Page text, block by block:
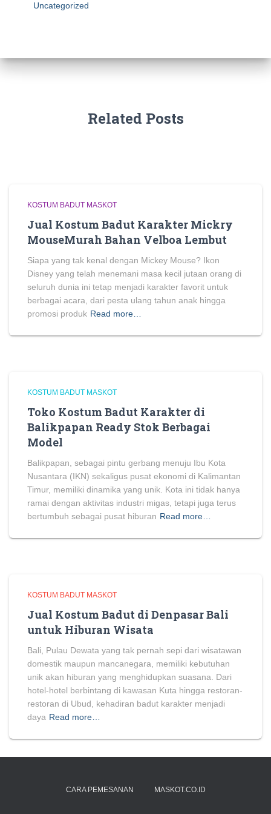
Uncategorized
Related Posts
KOSTUM BADUT MASKOT
Jual Kostum Badut Karakter Mickry
MouseMurah Bahan Velboa Lembut
Siapa yang tak kenal dengan Mickey Mouse? Ikon
Disney yang telah menemani masa kecil jutaan orang di
seluruh dunia ini tetap menjadi karakter favorit untuk
berbagai acara, dari pesta ulang tahun anak hingga
promosi produk Read more…
KOSTUM BADUT MASKOT
Toko Kostum Badut Karakter di
Balikpapan Ready Stok Berbagai
Model
Balikpapan, sebagai pintu gerbang menuju Ibu Kota
Nusantara (IKN) sekaligus pusat ekonomi di Kalimantan
Timur, memiliki dinamika yang unik. Kota ini tidak hanya
ramai dengan aktivitas industri migas, tetapi juga terus
bertumbuh sebagai pusat hiburan Read more…
KOSTUM BADUT MASKOT
Jual Kostum Badut di Denpasar Bali
untuk Hiburan Wisata
Bali, Pulau Dewata yang tak pernah sepi dari wisatawan
domestik maupun mancanegara, memiliki kebutuhan
unik akan hiburan yang menghidupkan suasana. Dari
hotel-hotel berbintang di kawasan Kuta hingga restoran-
restoran di Ubud, kehadiran badut karakter menjadi
daya Read more…
CARA PEMESANAN MASKOT.CO.ID